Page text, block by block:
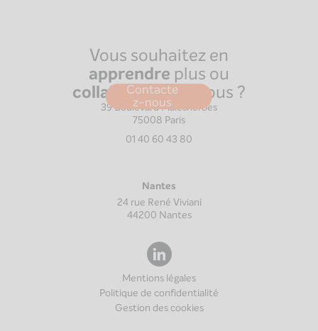
Vous souhaitez en
apprendre plus ou
collaboreravec nous ?
Contacte
z-nous
Paris
39 Boulevard Malesherbes
75008 Paris
01 40 60 43 80
Nantes
24 rue René Viviani
44200 Nantes
Mentions légales
Politique de confidentialité
Gestion des cookies